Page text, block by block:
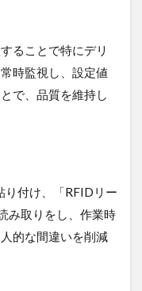
ることで特にデリ
時監視し、設定値
で、品質を維持し
り付け、「RFIDリー
み取りをし、作業時
的な間違いを削減